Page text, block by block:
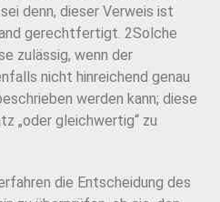
denn, dieser Verweis ist
gerechtfertigt. 2Solche
zulässig, wenn der
nicht hinreichend genau
werden kann; diese
„oder gleichwertig“ zu
die Entscheidung des